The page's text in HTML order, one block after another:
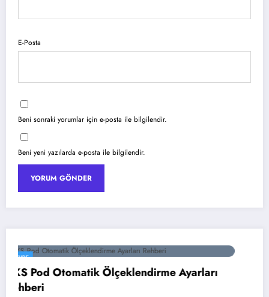
E-Posta
Beni sonraki yorumlar için e-posta ile bilgilendir.
Beni yeni yazılarda e-posta ile bilgilendir.
YAPAY ZEKA
Google Gemini 3 ile Multimodal Yapay